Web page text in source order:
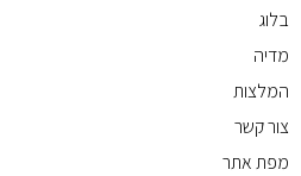
בלוג
מדיה
המלצות
צור קשר
מפת אתר